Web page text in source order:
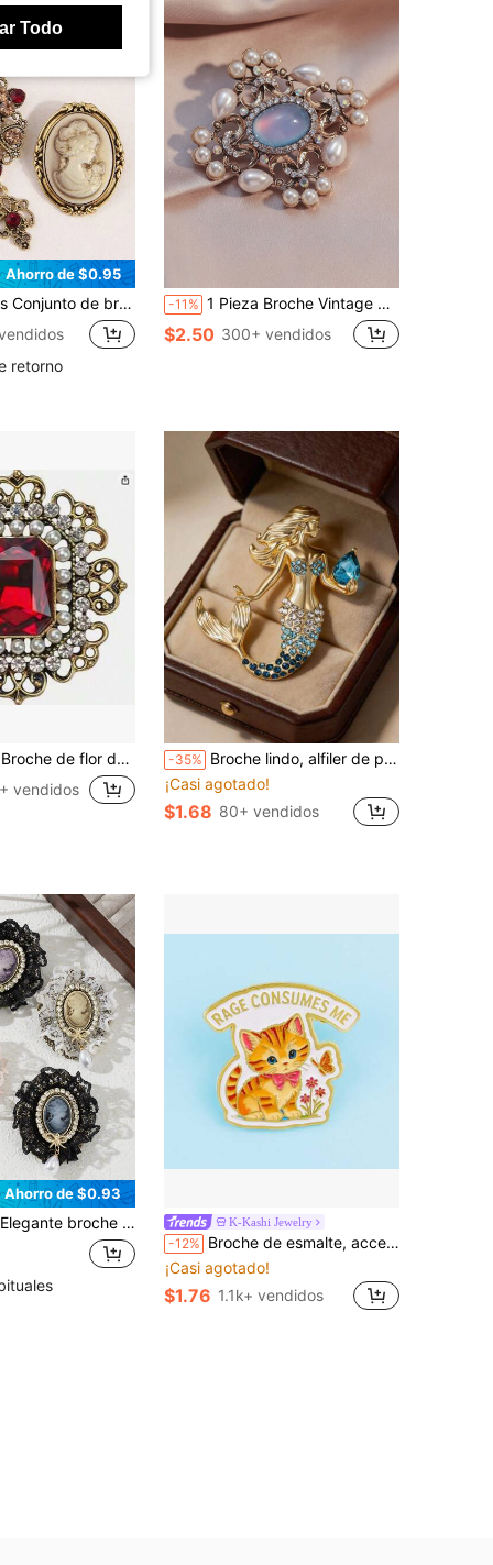
Ahorro de $0.95
vintage con relieve de rhinestone, diseño elegante para mujer
retorno
-11% 1 Pieza Broche Vintage Con Incrustaciones De Diamantes De Imitación Y Detalle En Perlas Falsas. Accesorio De Alfiler Para Regalo De Fiesta O Festival
$2.50 300+ vendidos
boda y fiesta nupcial, accesorio de ropa para el Día de San Valentín, adecuado para Navidad, Halloween y otras ocasiones, lindo y divertido, gran regalo para amigos y maestros
vendidos
-35% Broche lindo, alfiler de personaje de dibujos animados de aleación con diamante, adecuado para bolsos, regalo del Día del Maestro, regalo del Día de la Madre, alfiler y broche, colgante de bolso, accesorios, broche para mujer, broche para mujer
¡Casi agotado!
$1.68 80+ vendidos
Ahorro de $0.93
tela floral, con relieve y adornado con rhinestones, joya de lujo como regalo para mujeres, apto para uso diario K-Kashi Jewelry
-12% Broche de esmalte, accesorio de joyería de moda, regalo para mujeres
¡Casi agotado!
$1.76 1.1k+ vendidos
Todo